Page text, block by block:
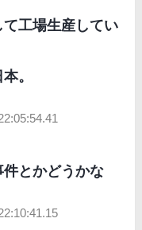
工場生産してい
。
とかどうかな